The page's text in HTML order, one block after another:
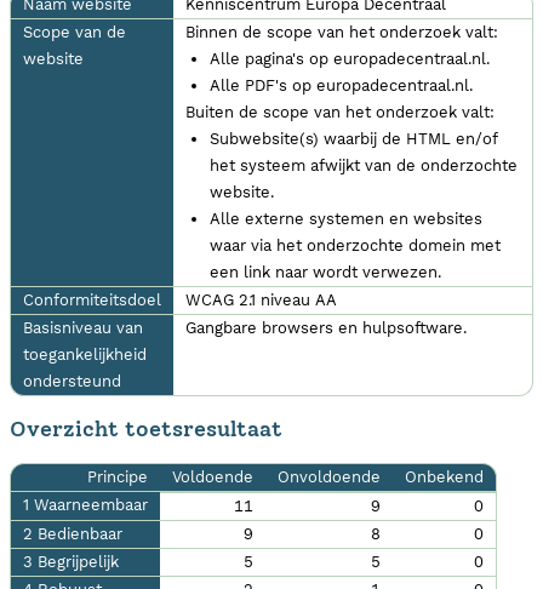
Naam website
Kenniscentrum Europa Decentraal
Scope van de
website
Binnen de scope van het onderzoek valt:
Alle pagina's op europadecentraal.nl.
Alle PDF's op europadecentraal.nl.
Buiten de scope van het onderzoek valt:
Subwebsite(s) waarbij de HTML en/of
het systeem afwijkt van de onderzochte
website.
Alle externe systemen en websites
waar via het onderzochte domein met
een link naar wordt verwezen.
Conformiteitsdoel
WCAG 2.1 niveau AA
Basisniveau van
toegankelijkheid
ondersteund
Gangbare browsers en hulpsoftware.
Overzicht toetsresultaat
Principe Voldoende Onvoldoende
Onbekend
1 Waarneembaar
11 9
0
2 Bedienbaar
9 8
0
3 Begrijpelijk
5 5
0